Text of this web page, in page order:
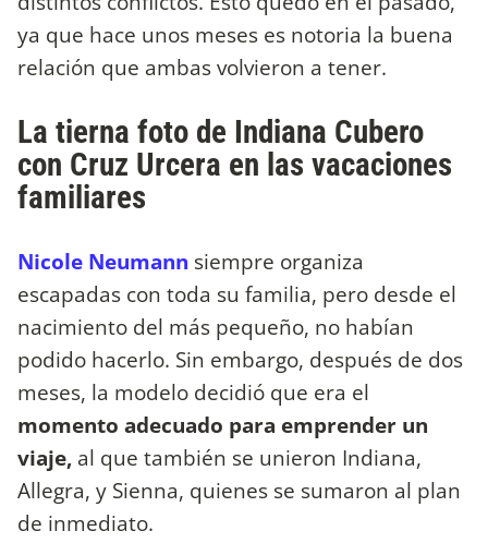
ya que hace unos meses es notoria la buena
relación que ambas volvieron a tener.
La tierna foto de Indiana Cubero
con Cruz Urcera en las vacaciones
familiares
Nicole Neumann siempre organiza
escapadas con toda su familia, pero desde el
nacimiento del más pequeño, no habían
podido hacerlo. Sin embargo, después de dos
meses, la modelo decidió que era el
momento adecuado para emprender un
viaje, al que también se unieron Indiana,
Allegra, y Sienna, quienes se sumaron al plan
de inmediato.